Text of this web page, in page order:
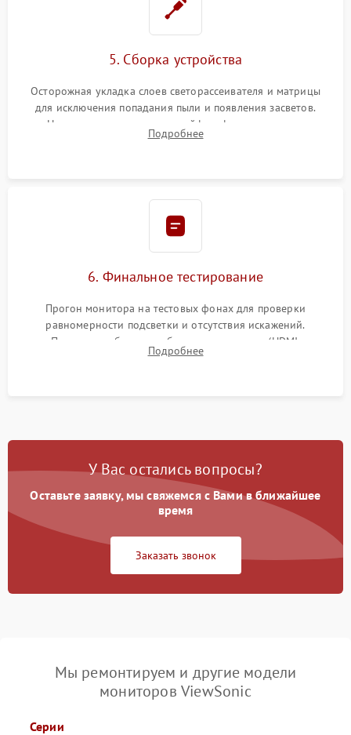
5. Сборка устройства
Осторожная укладка слоев светорассеивателя и матрицы
для исключения попадания пыли и появления засветов.
Надежное подключение шлейфов, фиксация плат и
аккуратное защелкивание пластикового корпуса монитора.
Подробнее
6. Финальное тестирование
Прогон монитора на тестовых фонах для проверки
равномерности подсветки и отсутствия искажений.
Проверка работоспособности всех портов (HDMI,
DisplayPort, VGA) и кнопок управления под нагрузкой в
Подробнее
У Вас остались вопросы?
Оставьте заявку, мы свяжемся с Вами в ближайшее
время
Заказать звонок
Мы ремонтируем и другие модели
мониторов ViewSonic
Серии